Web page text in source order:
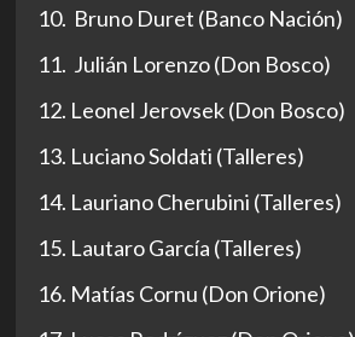
Bruno Duret (Banco Nación)
Julián Lorenzo (Don Bosco)
Leonel Jerovsek (Don Bosco)
Luciano Soldati (Talleres)
Lauriano Cherubini (Talleres)
Lautaro García (Talleres)
Matías Cornu (Don Orione)